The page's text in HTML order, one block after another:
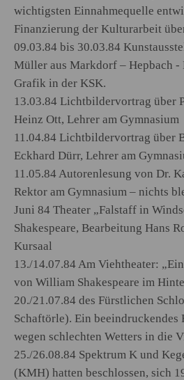
wichtigsten Einnahmequelle
Finanzierung der Kulturarbeit
09.03.84 bis 30.03.84
Müller aus Markdorf – Hepbach -
Grafik in der KSK.
13.03.84 Lichtbildervortrag über
Heinz Ott, Lehrer am Gymnasium
11.04.84 Lichtbildervortrag über
Eckhard Dürr, Lehrer am
11.05.84 Autorenlesung von Dr.
Rektor am Gymnasium – nichts
Juni 84 Theater „Falstaff in
Shakespeare, Bearbeitung Hans
Kursaal
13./14.07.84 Am Viehtheater:
von William Shakespeare im
20./21.07.84 des Fürstlichen
Schaftörle). Ein
wegen schlechten Wetters in die
25./26.08.84 Spektrum K und
(KMH) hatten beschlossen, sich